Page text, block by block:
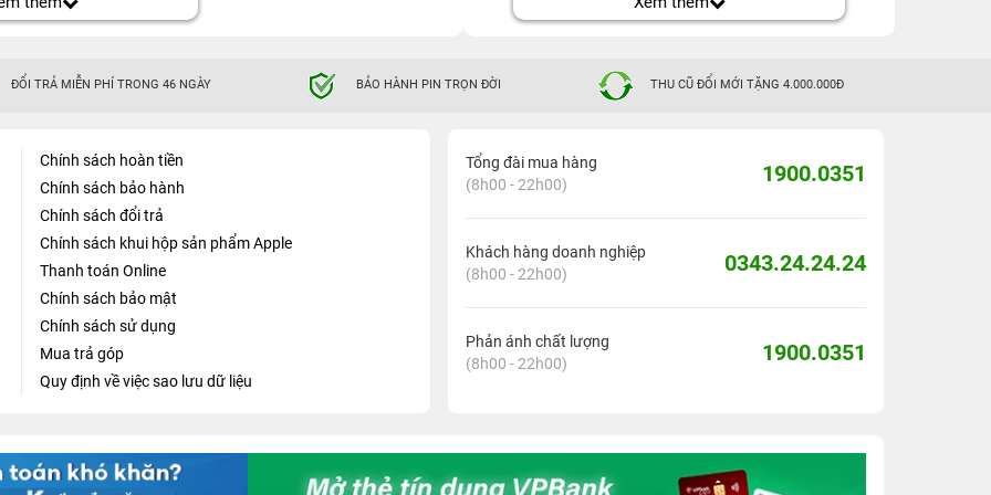
với hiệu năng cực đỉnh
so với thế hệ đầu nhưng hiệu năng đã được cải thiện
Chiếc đồng hồ có cảm biến theo dõi tai nạn
gian sử dụng của người dùng lên rất lâu. Ngoài ra,
smartwatch này.
Series SE 2022 cũ
nguyên thiết kế như phiên bản trước đó nhưng được
dùng một không gian hiển thị vô cùng rộng rãi.
ĐỔI TRẢ MIỄN PHÍ TRONG 46 NGÀY BẢO HÀNH PIN TRỌN ĐỜI THU CŨ ĐỔI MỚI TẶNG 4.000.000Đ
Chính sách hoàn tiền
Chính sách bảo hành
Chính sách đổi trả
Chính sách khui hộp sản phẩm Apple
Thanh toán Online
Chính sách bảo mật
Chính sách sử dụng
Mua trả góp
Quy định về việc sao lưu dữ liệu
Tổng đài mua hàng
(8h00 - 22h00)
1900.0351
Khách hàng doanh nghiệp
(8h00 - 22h00)
0343.24.24.24
Phản ánh chất lượng
(8h00 - 22h00)
1900.0351